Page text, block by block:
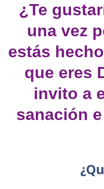
¿Te
una vez
estás
que eres
invito a
sanación